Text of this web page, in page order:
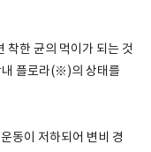
착한 균의 먹이가 되는 것
내 플로라(※)의 상태를
동이 저하되어 변비 경